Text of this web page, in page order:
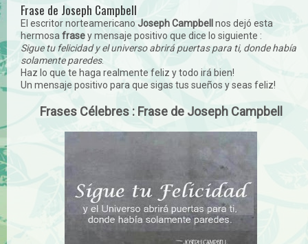
Frase de Joseph Campbell
El escritor norteamericano Joseph Campbell nos dejó esta
hermosa frasey mensaje positivo que dice lo siguiente :
Sigue tu felicidad y el universo abrirá puertas para ti, donde había
solamente paredes.
Haz lo que te haga realmente feliz y todo irá bien!
Un mensaje positivo para que sigas tus sueños y seas feliz!
Frases Célebres : Frase de Joseph Campbell